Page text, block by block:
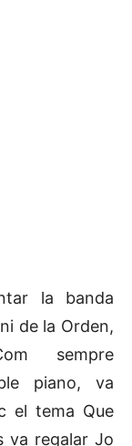
la banda
de la Orden,
sempre
piano, va
el tema Que
va regalar Jo